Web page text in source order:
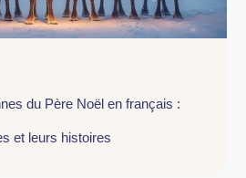
du Père Noël en français :
et leurs histoires